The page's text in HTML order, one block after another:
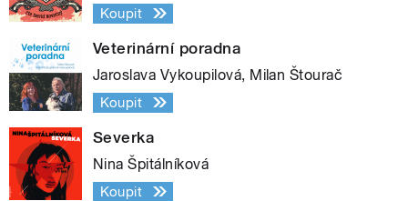
Koupit
Veterinární poradna
Jaroslava Vykoupilová, Milan Štourač
Koupit
Severka
Nina Špitálníková
Koupit